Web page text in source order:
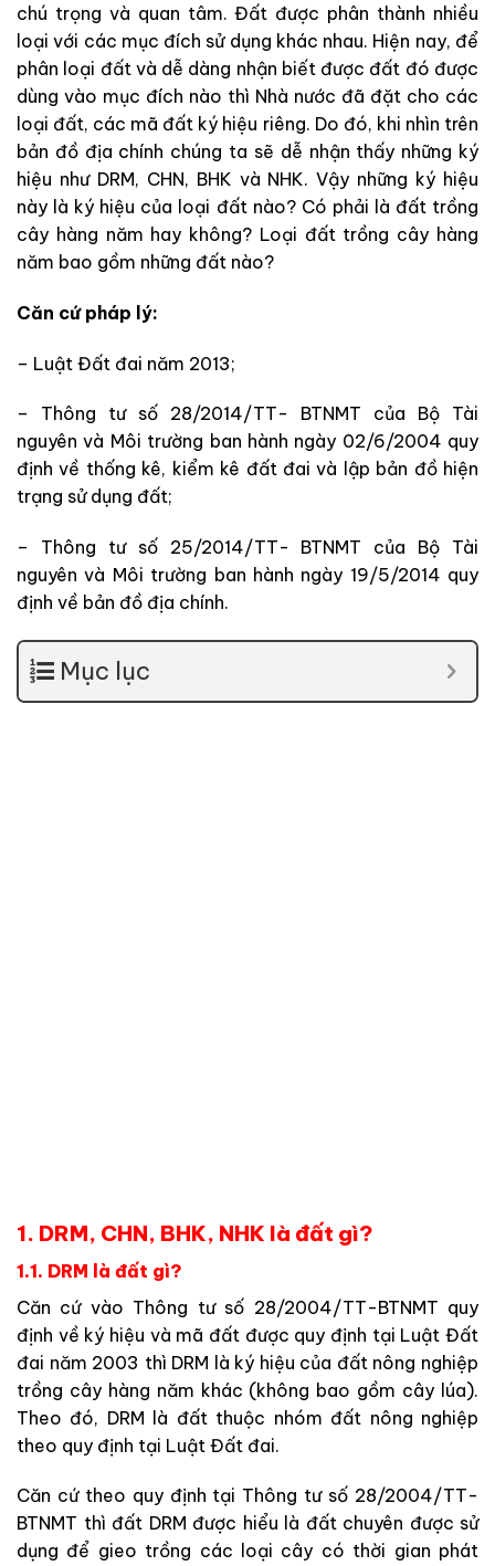
chú trọng và quan tâm. Đất được phân thành nhiều
loại với các mục đích sử dụng khác nhau. Hiện nay, để
phân loại đất và dễ dàng nhận biết được đất đó được
dùng vào mục đích nào thì Nhà nước đã đặt cho các
loại đất, các mã đất ký hiệu riêng. Do đó, khi nhìn trên
bản đồ địa chính chúng ta sẽ dễ nhận thấy những ký
hiệu như DRM, CHN, BHK và NHK. Vậy những ký hiệu
này là ký hiệu của loại đất nào? Có phải là đất trồng
cây hàng năm hay không? Loại đất trồng cây hàng
năm bao gồm những đất nào?
Căn cứ pháp lý:
– Luật Đất đai năm 2013;
– Thông tư số 28/2014/TT- BTNMT của Bộ Tài
nguyên và Môi trường ban hành ngày 02/6/2004 quy
định về thống kê, kiểm kê đất đai và lập bản đồ hiện
trạng sử dụng đất;
– Thông tư số 25/2014/TT- BTNMT của Bộ Tài
nguyên và Môi trường ban hành ngày 19/5/2014 quy
định về bản đồ địa chính.
Mục lục
1. DRM, CHN, BHK, NHK là đất gì?
1.1. DRM là đất gì?
Căn cứ vào Thông tư số 28/2004/TT-BTNMT quy
định về ký hiệu và mã đất được quy định tại Luật Đất
đai năm 2003 thì DRM là ký hiệu của đất nông nghiệp
trồng cây hàng năm khác (không bao gồm cây lúa).
Theo đó, DRM là đất thuộc nhóm đất nông nghiệp
theo quy định tại Luật Đất đai.
Căn cứ theo quy định tại Thông tư số 28/2004/TT-
BTNMT thì đất DRM được hiểu là đất chuyên được sử
dụng để gieo trồng các loại cây có thời gian phát